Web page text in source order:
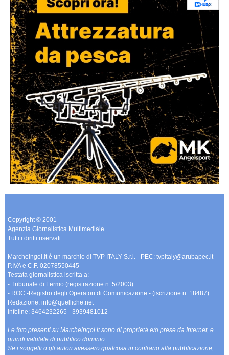
-------------------------------------------------------------
Copyright © 2001-
Agenzia Giornalistica Multimediale.
Tutti i diritti riservati.
Marcheingol.it è un marchio di TVP ITALY S.r.l. - PEC: tvpitaly@arubapec.it
P.IVA e C.F. 02078550445
Testata giornalistica iscritta a:
- Tribunale di Fermo (registrazione n. 5/2003)
- ROC -Registro degli Operatori di Comunicazione - (iscrizione n. 18487)
Redazione: info@quelliche.net
Infoline: 3464232265 - 3939481012
Le foto presenti su Marcheingol.it sono di proprietà e/o prese da Internet, e
quindi valutate di pubblico dominio.
Se i soggetti o gli autori avessero qualcosa in contrario alla pubblicazione,